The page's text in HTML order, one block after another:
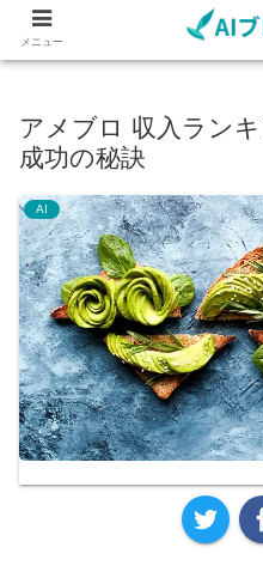
アメブロ 収入ラン
成功の秘訣
AI
メニュー